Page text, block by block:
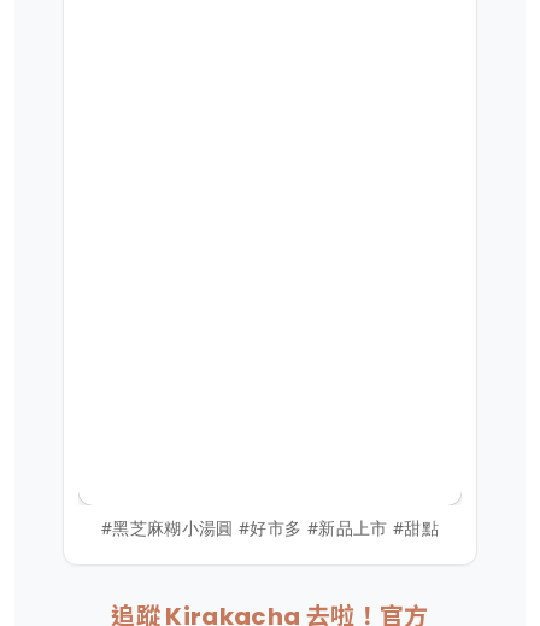
#黑芝麻糊小湯圓 #好市多 #新品上市 #甜點
追蹤 Kirakacha 去啦！官方